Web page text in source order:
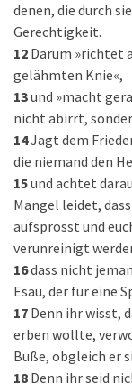
denen, die durch
Gerechtigkeit.
12 Darum »richtet
gelähmten Knie«,
13und »macht
nicht abirrt,
14Jagt dem
die niemand den
15und achtet
Mangel leidet,
aufsprosst und
verunreinigt
16dass nicht
Esau, der für eine
17 Denn ihr wisst,
erben wollte,
Buße, obgleich er
18 Denn ihr seid